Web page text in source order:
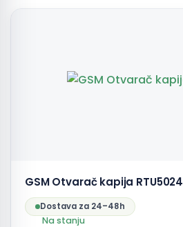
GSM Otvarač kapija RTU5024
Dostava za 24–48h
Na stanju